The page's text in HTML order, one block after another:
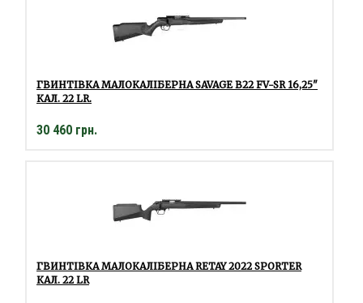
ГВИНТІВКА МАЛОКАЛІБЕРНА SAVAGE B22 FV-SR 16,25"
КАЛ. 22 LR.
30 460 грн.
ГВИНТІВКА МАЛОКАЛІБЕРНА RETAY 2022 SPORTER
КАЛ. 22 LR